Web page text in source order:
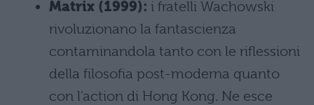
Matrix (1999): i fratelli Wachowski
rivoluzionano la fantascienza
contaminandola tanto con le riflessioni
della filosofia post-moderna quanto
con l'action di Hong Kong. Ne esce